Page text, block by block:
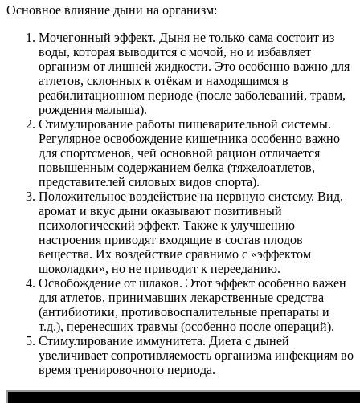
Основное влияние дыни на организм:
Мочегонный эффект. Дыня не только сама состоит из
воды, которая выводится с мочой, но и избавляет
организм от лишней жидкости. Это особенно важно для
атлетов, склонных к отёкам и находящимся в
реабилитационном периоде (после заболеваний, травм,
рождения малыша).
Стимулирование работы пищеварительной системы.
Регулярное освобождение кишечника особенно важно
для спортсменов, чей основной рацион отличается
повышенным содержанием белка (тяжелоатлетов,
представителей силовых видов спорта).
Положительное воздействие на нервную систему. Вид,
аромат и вкус дыни оказывают позитивный
психологический эффект. Также к улучшению
настроения приводят входящие в состав плодов
вещества. Их воздействие сравнимо с «эффектом
шоколадки», но не приводит к перееданию.
Освобождение от шлаков. Этот эффект особенно важен
для атлетов, принимавших лекарственные средства
(антибиотики, противовоспалительные препараты и
т.д.), перенесших травмы (особенно после операций).
Стимулирование иммунитета. Диета с дыней
увеличивает сопротивляемость организма инфекциям во
время тренировочного периода.